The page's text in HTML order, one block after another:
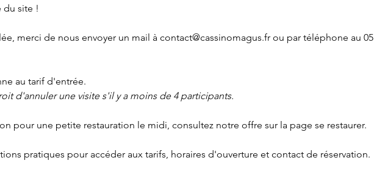
du site !
merci de nous envoyer un mail à contact@cassinomagus.fr ou par téléphone au 05
au tarif d'entrée.
d'annuler une visite s'il y a moins de 4 participants.
pour une petite restauration le midi, consultez notre offre sur la page se restaurer.
pratiques pour accéder aux tarifs, horaires d'ouverture et contact de réservation.